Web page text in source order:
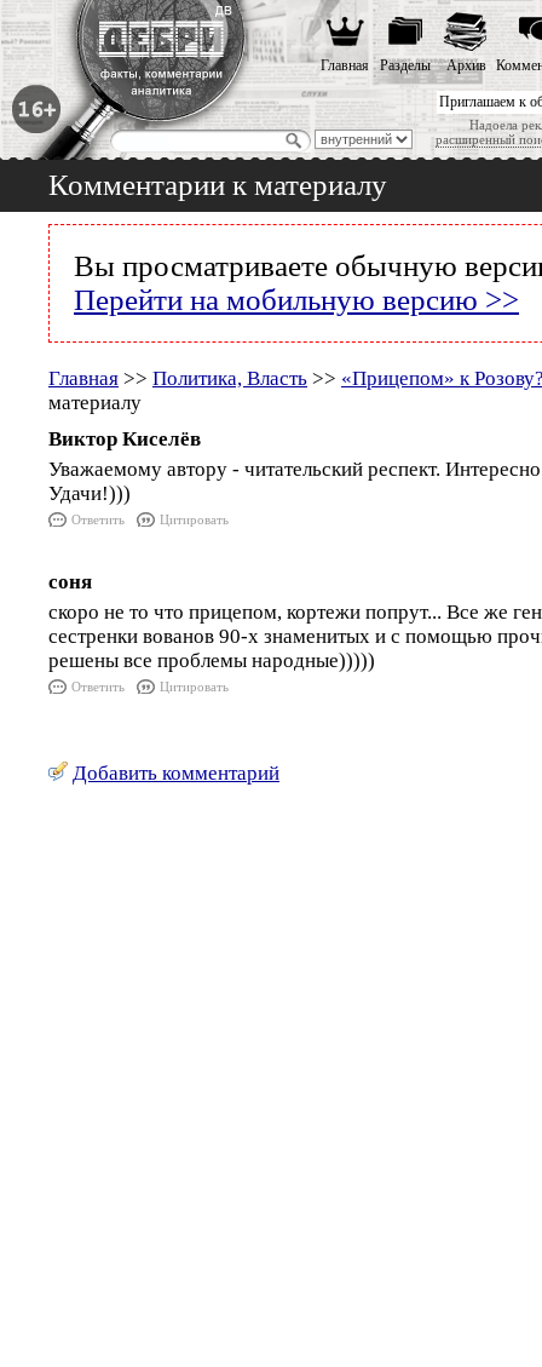
Приглашаем к
Надоела
расширенный
Главная Разделы Архив
Комментарии к материалу
Вы просматриваете обычную
Перейти на мобильную версию >>
Главная >> Политика, Власть >> «Прицепом» к
материалу
Виктор Киселёв
Уважаемому автору - читательский респект.
Удачи!)))
Ответить Цитировать
соня
скоро не то что прицепом, кортежи попрут... Все же
сестренки вованов 90-х знаменитых и с помощью
решены все проблемы народные)))))
Ответить Цитировать
Добавить комментарий